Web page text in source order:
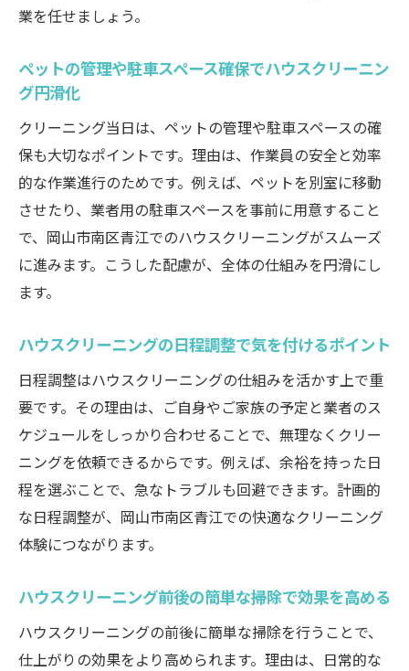
業を任せましょう。
ペットの管理や駐車スペース確保でハウスクリーニン
グ円滑化
クリーニング当日は、ペットの管理や駐車スペースの確
保も大切なポイントです。理由は、作業員の安全と効率
的な作業進行のためです。例えば、ペットを別室に移動
させたり、業者用の駐車スペースを事前に用意すること
で、岡山市南区青江でのハウスクリーニングがスムーズ
に進みます。こうした配慮が、全体の仕組みを円滑にし
ます。
ハウスクリーニングの日程調整で気を付けるポイント
日程調整はハウスクリーニングの仕組みを活かす上で重
要です。その理由は、ご自身やご家族の予定と業者のス
ケジュールをしっかり合わせることで、無理なくクリー
ニングを依頼できるからです。例えば、余裕を持った日
程を選ぶことで、急なトラブルも回避できます。計画的
な日程調整が、岡山市南区青江での快適なクリーニング
体験につながります。
ハウスクリーニング前後の簡単な掃除で効果を高める
ハウスクリーニングの前後に簡単な掃除を行うことで、
仕上がりの効果をより高められます。理由は、日常的な